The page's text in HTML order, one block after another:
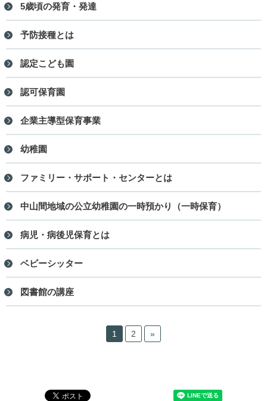
5歳頃の発育・発達
予防接種とは
認定こども園
認可保育園
企業主導型保育事業
幼稚園
ファミリー・サポート・センターとは
中山間地域の公立幼稚園の一時預かり（一時保育）
病児・病後児保育とは
ベビーシッター
図書館の講座
1 2 »